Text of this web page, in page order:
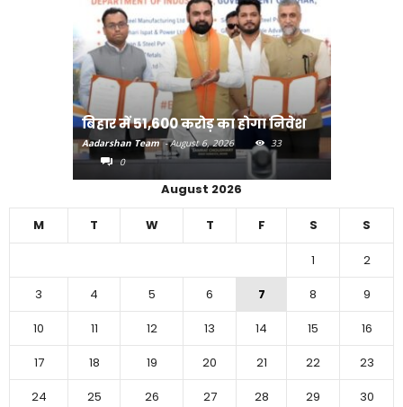
में 51,600 करोड़ का होगा निवेश
August 6, 2026
33
राजधानी पटना को
करने का अभियान
Aadarshan Team
August 5, 2026
August 2026
M T W T F S S
1
2
3
4 5 6 7 8
9
10
11 12 13 14 15
16
17
18 19 20 21 22
23
24
25 26 27 28 29
30